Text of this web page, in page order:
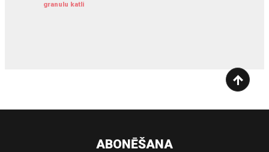
granulu katli
ABONĒŠANA